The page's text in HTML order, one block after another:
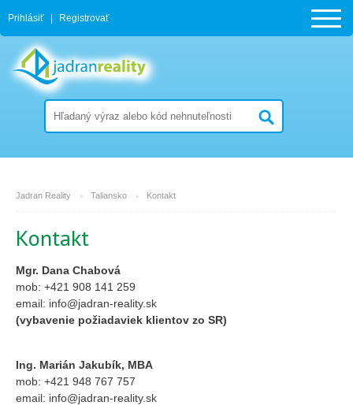
Prihlásiť Registrovať
Jadran Reality Taliansko Kontakt
Kontakt
Mgr. Dana Chabová
mob: +421 908 141 259
email: info@jadran-reality.sk
(vybavenie požiadaviek klientov zo SR)
Ing. Marián Jakubík, MBA
mob: +421 948 767 757
email: info@jadran-reality.sk